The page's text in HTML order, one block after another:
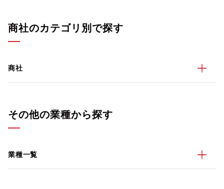
商社のカテゴリ別で探す
商社
その他の業種から探す
業種一覧